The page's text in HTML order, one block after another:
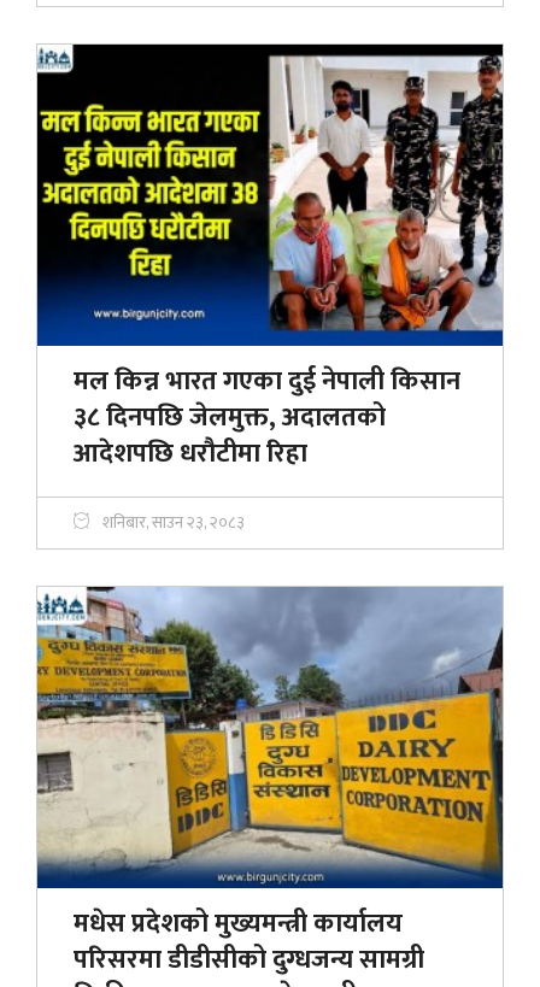
मल किन्न भारत गएका दुई नेपाली किसान
३८ दिनपछि जेलमुक्त, अदालतको
आदेशपछि धरौटीमा रिहा
शनिबार, साउन २३, २०८३
मधेस प्रदेशको मुख्यमन्त्री कार्यालय
परिसरमा डीडीसीको दुग्धजन्य सामग्री